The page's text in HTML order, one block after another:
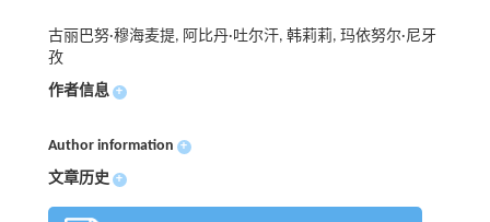
古丽巴努·穆海麦提, 阿比丹·吐尔汗, 韩莉莉, 玛依努尔·尼牙
孜
作者信息 +
Author information +
文章历史 +